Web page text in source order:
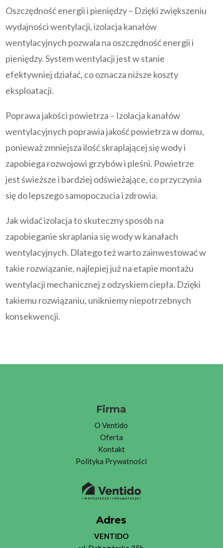
Oszczędność energii i pieniędzy – Dzięki zwiększeniu
wydajności wentylacji, izolacja kanałów
wentylacyjnych pozwala na oszczędność energii i
pieniędzy. System wentylacji jest w stanie
efektywniej działać, co oznacza niższe koszty
eksploatacji.
Poprawa jakości powietrza – Izolacja kanałów
wentylacyjnych poprawia jakość powietrza w domu,
ponieważ zmniejsza ilość skraplającej się wody i
zapobiega rozwojowi grzybów i pleśni. Powietrze
jest świeższe i bardziej odświeżające, co przyczynia
się do lepszego samopoczucia i zdrowia.
Jak widać izolacja to skuteczny sposób na
zapobieganie skraplania się wody w kanałach
wentylacyjnych. Dlatego też warto zainwestować w
takie rozwiązanie, najlepiej już na etapie montażu
wentylacji mechanicznej z odzyskiem ciepła. Dzięki
takiemu rozwiązaniu, unikniemy niepotrzebnych
konsekwencji.
Firma
O Ventido
Oferta
Kontakt
Polityka Prywatności
Adres
VENTIDO